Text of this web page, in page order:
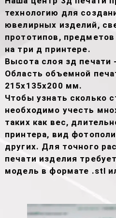
технологию для
ювелирных изделий,
прототипов,
на три д принтере.
Высота слоя зд
Область объемной
215х135х200 мм.
Чтобы узнать сколько
необходимо учесть
таких как вес,
принтера, вид
других. Для точного
печати изделия
модель в формате .stl